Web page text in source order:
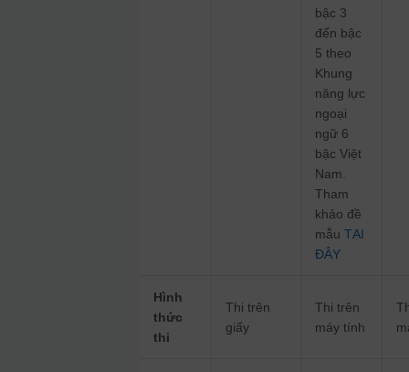
bậc 3
đến bậc
5 theo
Khung
năng lực
ngoại
ngữ 6
bậc Việt
Nam.
Tham
khảo đề
mẫuTẠI
ĐÂY
Hình
thức
thi
Thi trên
giấy
Thi trên
máy tính